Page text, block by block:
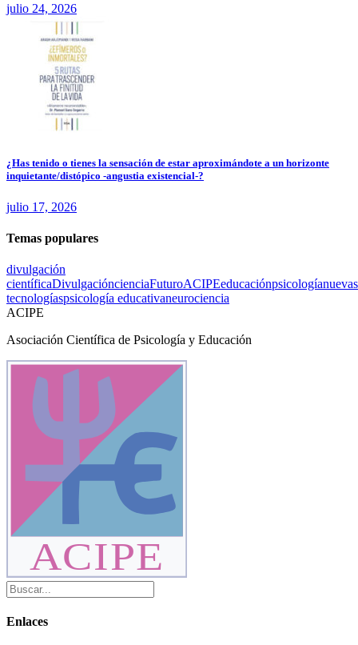
julio 24, 2026
¿Has tenido o tienes la sensación de estar aproximándote a un horizonte
inquietante/distópico -angustia existencial-?
julio 17, 2026
Temas populares
divulgación
científicaDivulgacióncienciaFuturoACIPEeducaciónpsicologíanuevas
tecnologíaspsicología educativaneurociencia
ACIPE
Asociación Científica de Psicología y Educación
ACIPE
Enlaces